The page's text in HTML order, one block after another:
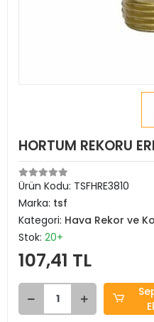
HORTUM REKORU
Ürün Kodu: TSFHRE3810
Marka: tsf
Kategori: Hava Rekor ve
Stok: 20+
107,41 TL